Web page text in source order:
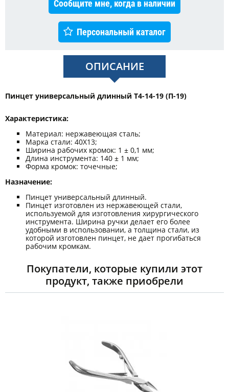
Сообщите мне, когда в наличии
Персональный каталог
ОПИСАНИЕ
Пинцет универсальный длинный T4-14-19 (П-19)
Характеристика:
Материал: нержавеющая сталь;
Марка стали: 40Х13;
Ширина рабочих кромок: 1 ± 0,1 мм;
Длина инструмента: 140 ± 1 мм;
Форма кромок: точечные;
Назначение:
Пинцет универсальный длинный.
Пинцет изготовлен из нержавеющей стали,
используемой для изготовления хирургического
инструмента. Ширина ручки делает его более
удобными в использовании, а толщина стали, из
которой изготовлен пинцет, не дает прогибаться
рабочим кромкам.
Покупатели, которые купили этот
продукт, также приобрели